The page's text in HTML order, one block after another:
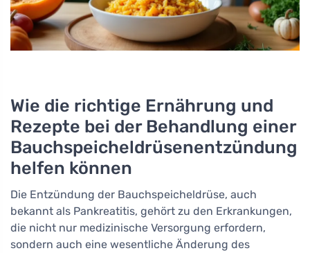
Wie die richtige Ernährung und
Rezepte bei der Behandlung einer
Bauchspeicheldrüsenentzündung
helfen können
Die Entzündung der Bauchspeicheldrüse, auch
bekannt als Pankreatitis, gehört zu den Erkrankungen,
die nicht nur medizinische Versorgung erfordern,
sondern auch eine wesentliche Änderung des